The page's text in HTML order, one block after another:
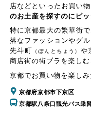
店などといったお買い
のお土産を探すのにピッ
特に京都最大の繁華街
落なファッションやグ
先斗町
（ぽんとちょう） や
商店街の街ブラを楽しむ
京都でお買い物を楽し
京都府京都市下京区
京都駅八条口観光バス乗